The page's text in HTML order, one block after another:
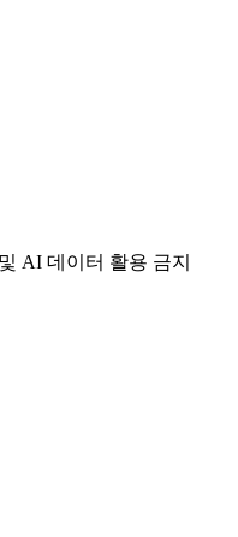
AI 데이터 활용 금지